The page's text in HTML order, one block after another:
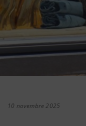
10 novembre 2025